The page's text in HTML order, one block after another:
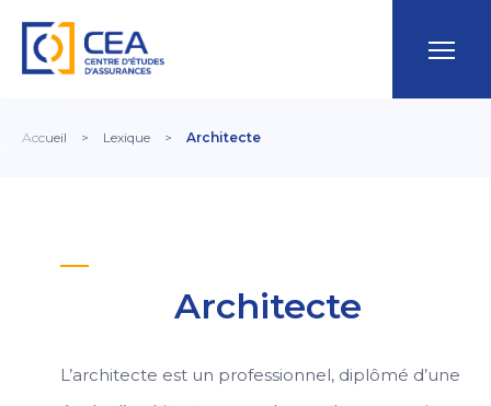
Accueil > Lexique > Architecte
Architecte
L’architecte est un professionnel, diplômé d’une